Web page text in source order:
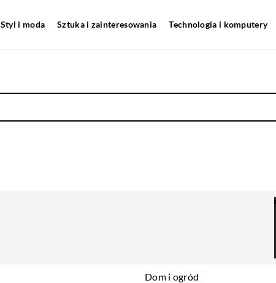
Styl i moda Sztuka i zainteresowania Technologia i komputery
Dom i ogród